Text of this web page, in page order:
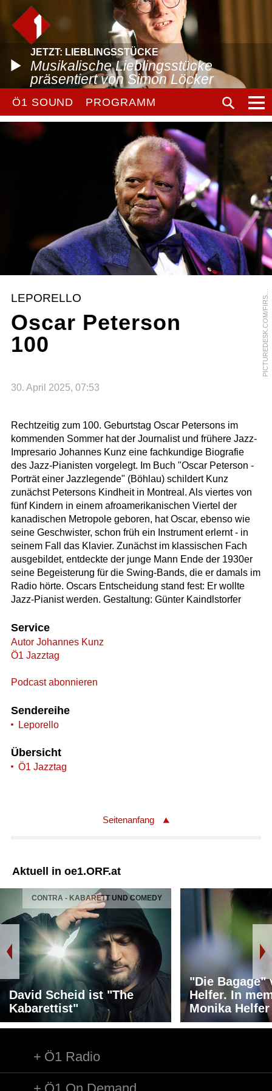
JETZT: LIEBLINGSSTÜCKE
Musikalische Lieblingsstücke
präsentiert von Simon Löcker
Ö1 SOUND PROGRAMM
P
I
C
T
U
R
E
D
E
S
K
.
C
O
M
/
F
I
R
S
T
L
O
O
K
/
A
N
D
R
E
A
S
F
R
I
E
S
S
LEPORELLO
Oscar Peterson
100
30. April 2025, 07:53
Rechtzeitig zum 100. Geburtstag Oscar Petersons im
kommenden Sommer hat der Journalist und frühere Jazz-
Impresario Johannes Kunz eine fachkundige Biografie
des Jazz-Pianisten vorgelegt. Im Buch "Oscar Peterson -
Porträt einer Jazzlegende" (Böhlau) schildert Kunz
zunächst Petersons Kindheit in Montreal. Als viertes von
fünf Kindern in einem afroamerikanischen Viertel der
kanadischen Metropole geboren, hat Oscar, ebenso wie
seine Geschwister, schon früh ein Instrument erlernt - in
seinem Fall das Klavier. Zunächst im klassischen Fach
ausgebildet, entdeckte der junge Mann Ende der 1930er
seine Begeisterung für die Swing-Bands, die er damals im
Radio hörte. Oscars Entscheidung stand fest: Er wollte
Jazz-Pianist werden. Gestaltung: Günter Kaindlstorfer
Service
Autor Johannes Kunz
Ö1 Jazztag
Podcast abonnieren
Sendereihe
Leporello
Übersicht
Ö1 Jazztag
Seitenanfang
Aktuell in oe1.ORF.at
CONTRA - KABARETT UND COMEDY
David Scheid ist "The
Kabarettist"
"Die Bagage"
Helfer. In
Monika Helfer
Ö1 Radio